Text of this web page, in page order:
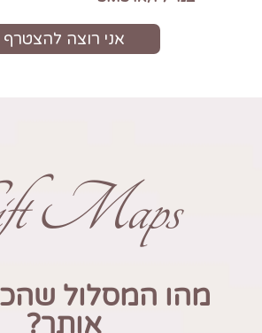
Maps
מהו המסלול שהכי
אותך?